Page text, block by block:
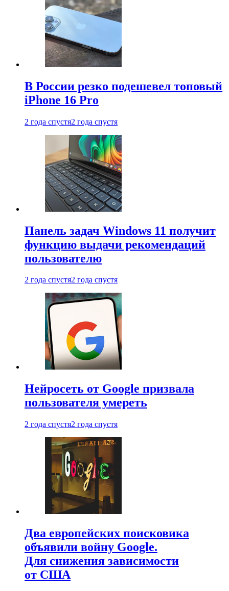
В России резко подешевел топовый
iPhone 16 Pro
2 года спустя2 года спустя
Панель задач Windows 11 получит
функцию выдачи рекомендаций
пользователю
2 года спустя2 года спустя
Нейросеть от Google призвала
пользователя умереть
2 года спустя2 года спустя
Два европейских поисковика
объявили войну Google.
Для снижения зависимости
от США